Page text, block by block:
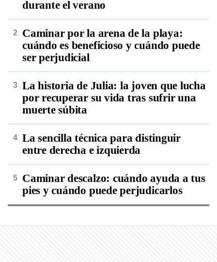
durante el verano
Caminar por la arena de la playa:
cuándo es beneficioso y cuándo puede
ser perjudicial
La historia de Julia: la joven que lucha
por recuperar su vida tras sufrir una
muerte súbita
La sencilla técnica para distinguir
entre derecha e izquierda
Caminar descalzo: cuándo ayuda a tus
pies y cuándo puede perjudicarlos